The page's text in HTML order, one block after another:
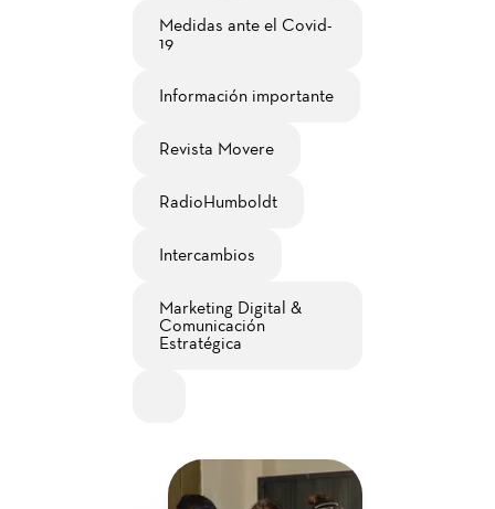
Medidas ante el Covid-
19
Información importante
Revista Movere
RadioHumboldt
Intercambios
Marketing Digital &
Comunicación
Estratégica